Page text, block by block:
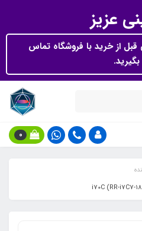
عزیز
از خرید با فروشگاه تماس
بگیرید.
0